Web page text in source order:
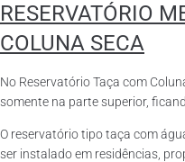
RESERVATÓRIO
COLUNA SECA
No Reservatório Taça com
somente na parte superior,
O reservatório tipo taça com
ser instalado em residências,